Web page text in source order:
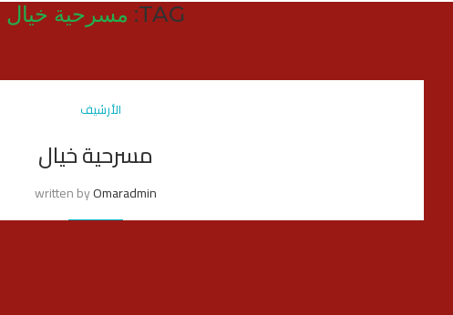
TAG: مسرحية خيال
الأرشيف
مسرحية خيال
written byOmaradmin